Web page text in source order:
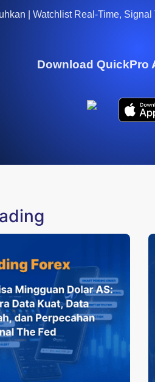
| Watchlist Real-Time,
Download QuickPro